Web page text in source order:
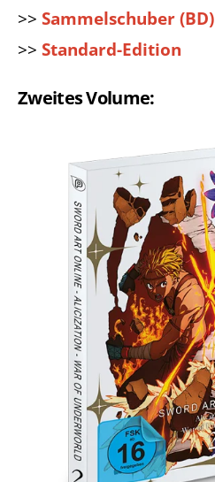
>> Sammelschuber (BD)
>> Standard-Edition
Zweites Volume: